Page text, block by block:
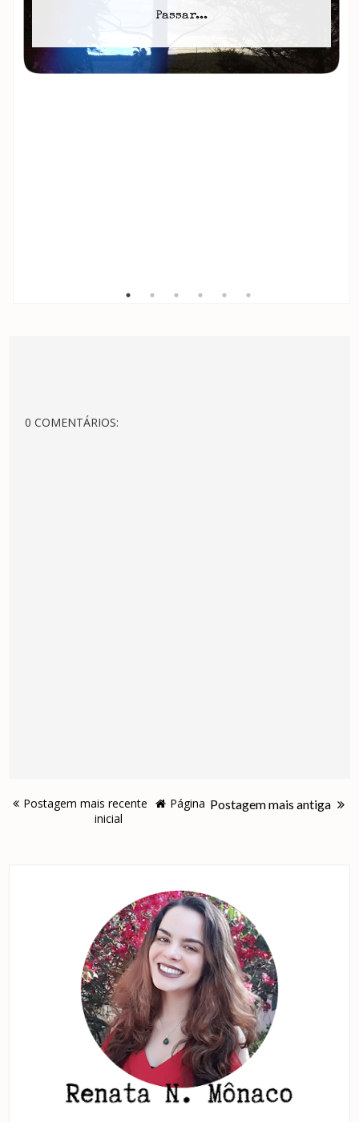
Passar...
0 COMENTÁRIOS:
Postagem mais recente Postagem mais antiga
Página
inicial